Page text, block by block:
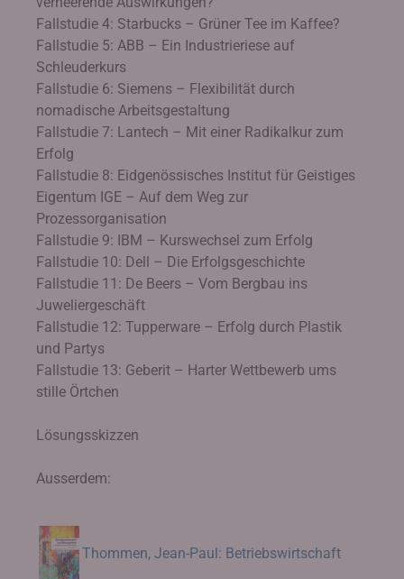
Fallstudie 4: Starbucks – Grüner Tee im Kaffee?
Fallstudie 5: ABB – Ein Industrieriese auf
Schleuderkurs
Fallstudie 6: Siemens – Flexibilität durch
nomadische Arbeitsgestaltung
Fallstudie 7: Lantech – Mit einer Radikalkur zum
Erfolg
Fallstudie 8: Eidgenössisches Institut für Geistiges
Eigentum IGE – Auf dem Weg zur
Prozessorganisation
Fallstudie 9: IBM – Kurswechsel zum Erfolg
Fallstudie 10: Dell – Die Erfolgsgeschichte
Fallstudie 11: De Beers – Vom Bergbau ins
Juweliergeschäft
Fallstudie 12: Tupperware – Erfolg durch Plastik
und Partys
Fallstudie 13: Geberit – Harter Wettbewerb ums
stille Örtchen
Lösungsskizzen
Ausserdem:
Thommen, Jean-Paul: Betriebswirtschaft